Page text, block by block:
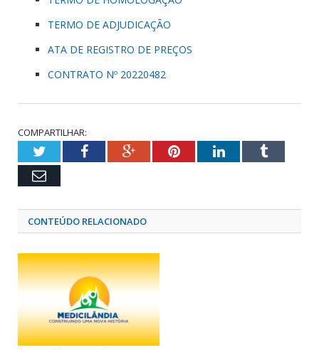
TERMO DE ADJUDICAÇÃO
ATA DE REGISTRO DE PREÇOS
CONTRATO Nº 20220482
COMPARTILHAR:
TwitterFacebookGoogle+PinterestLinkedInTumblr
Email
CONTEÚDO RELACIONADO